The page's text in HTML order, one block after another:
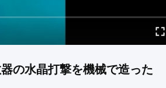
の水晶打撃を機械で造った